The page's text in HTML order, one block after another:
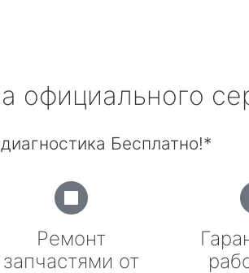
официального
Бесплатно!*
Ремонт
запчастями от